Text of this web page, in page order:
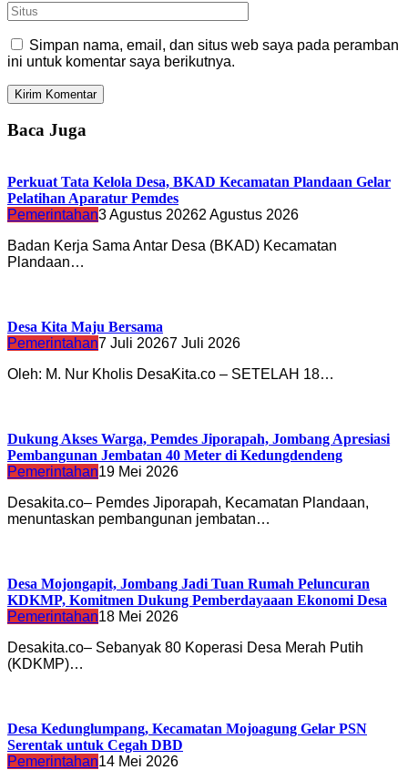
Simpan nama, email, dan situs web saya pada peramban
ini untuk komentar saya berikutnya.
Baca Juga
Perkuat Tata Kelola Desa, BKAD Kecamatan Plandaan Gelar
Pelatihan Aparatur Pemdes
Pemerintahan3 Agustus 20262 Agustus 2026
Badan Kerja Sama Antar Desa (BKAD) Kecamatan
Plandaan…
Desa Kita Maju Bersama
Pemerintahan7 Juli 20267 Juli 2026
Oleh: M. Nur Kholis DesaKita.co – SETELAH 18…
Dukung Akses Warga, Pemdes Jiporapah, Jombang Apresiasi
Pembangunan Jembatan 40 Meter di Kedungdendeng
Pemerintahan19 Mei 2026
Desakita.co– Pemdes Jiporapah, Kecamatan Plandaan,
menuntaskan pembangunan jembatan…
Desa Mojongapit, Jombang Jadi Tuan Rumah Peluncuran
KDKMP, Komitmen Dukung Pemberdayaaan Ekonomi Desa
Pemerintahan18 Mei 2026
Desakita.co– Sebanyak 80 Koperasi Desa Merah Putih
(KDKMP)…
Desa Kedunglumpang, Kecamatan Mojoagung Gelar PSN
Serentak untuk Cegah DBD
Pemerintahan14 Mei 2026